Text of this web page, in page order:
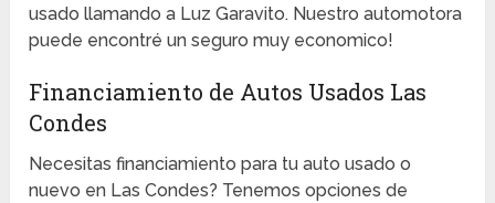
usado llamando a Luz Garavito. Nuestro automotora
puede encontré un seguro muy economico!
Financiamiento de Autos Usados Las
Condes
Necesitas financiamiento para tu auto usado o
nuevo en Las Condes? Tenemos opciones de